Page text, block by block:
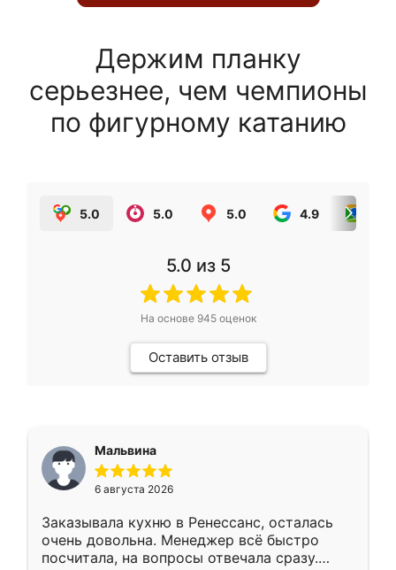
Держим планку
серьезнее, чем чемпионы
по фигурному катанию
5.0 5.0 5.0 4.9
5.0 из 5
На основе 945оценок
Оставить отзыв
Мальвина
6 августа 2026
Заказывала кухню в Ренессанс, осталась
очень довольна. Менеджер всё быстро
посчитала, на вопросы отвечала сразу.